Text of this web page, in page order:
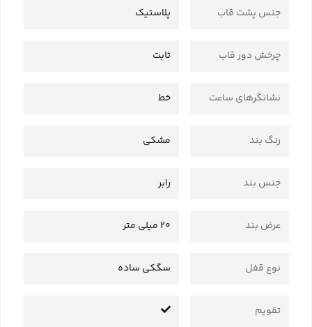
جنس پشت قاب پلاستیک
چرخش دور قاب ثابت
نشانگرهای ساعت خط
رنگ بند مشکی
جنس بند رابر
عرض بند 20 میلی متر
نوع قفل سگکی ساده
تقویم